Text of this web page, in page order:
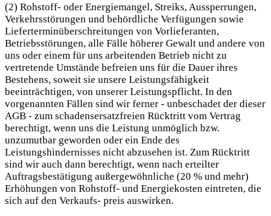
(2) Rohstoff- oder Energiemangel, Streiks, Aussperrungen,
Verkehrsstörungen und behördliche Verfügungen sowie
Lieferterminüberschreitungen von Vorlieferanten,
Betriebsstörungen, alle Fälle höherer Gewalt und andere von
uns oder einem für uns arbeitenden Betrieb nicht zu
vertretende Umstände befreien uns für die Dauer ihres
Bestehens, soweit sie unsere Leistungsfähigkeit
beeinträchtigen, von unserer Leistungspflicht. In den
vorgenannten Fällen sind wir ferner - unbeschadet der dieser
AGB - zum schadensersatzfreien Rücktritt vom Vertrag
berechtigt, wenn uns die Leistung unmöglich bzw.
unzumutbar geworden oder ein Ende des
Leistungshindernisses nicht abzusehen ist. Zum Rücktritt
sind wir auch dann berechtigt, wenn nach erteilter
Auftragsbestätigung außergewöhnliche (20 % und mehr)
Erhöhungen von Rohstoff- und Energiekosten eintreten, die
sich auf den Verkaufs- preis auswirken.